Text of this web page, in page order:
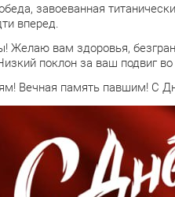
завоеванная
вперед.
Желаю вам здоровья,
поклон за ваш подвиг
Вечная память павшим! С